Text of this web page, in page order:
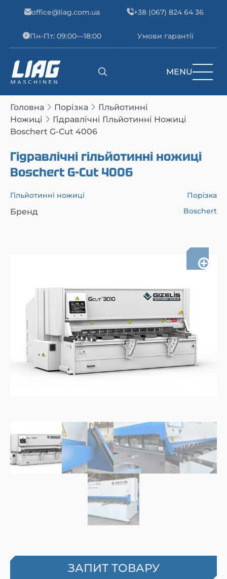
office@liag.com.ua +38 (067) 824 64 36
Пн-Пт: 09:00—18:00 Умови гарантії
Main Navigation MENU
Головна Порізка
Гільйотинні
Ножиці
Гідравлічні Гільйотинні Ножиці
Boschert G-Cut 4006
Гідравлічні гільйотинні ножиці
Boschert G-Cut 4006
Гільйотинні ножиці Порізка
Бренд Boschert
ЗАПИТ ТОВАРУ